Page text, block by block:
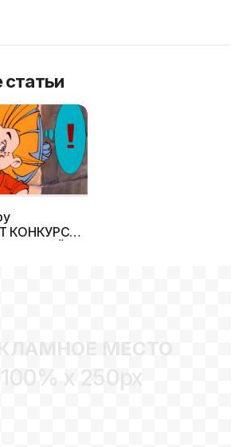
статьи
КОНКУРС
МЕСТО
100% x 250px